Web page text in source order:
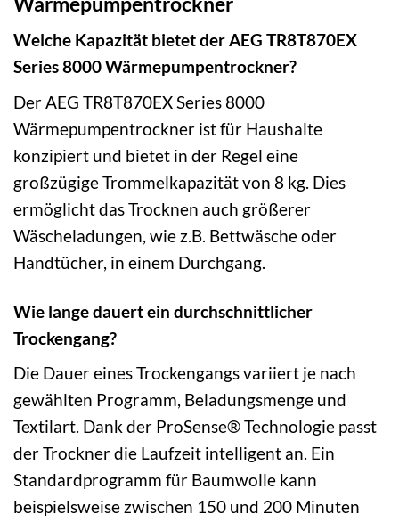
Welche Kapazität bietet der AEG TR8T870EX
Series 8000 Wärmepumpentrockner?
Der AEG TR8T870EX Series 8000
Wärmepumpentrockner ist für Haushalte
konzipiert und bietet in der Regel eine
großzügige Trommelkapazität von 8 kg. Dies
ermöglicht das Trocknen auch größerer
Wäscheladungen, wie z.B. Bettwäsche oder
Handtücher, in einem Durchgang.
Wie lange dauert ein durchschnittlicher
Trockengang?
Die Dauer eines Trockengangs variiert je nach
gewählten Programm, Beladungsmenge und
Textilart. Dank der ProSense® Technologie passt
der Trockner die Laufzeit intelligent an. Ein
Standardprogramm für Baumwolle kann
beispielsweise zwischen 150 und 200 Minuten